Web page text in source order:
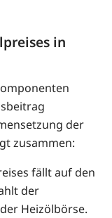
in
der
zusammen:
fällt auf den
der
Heizölbörse.